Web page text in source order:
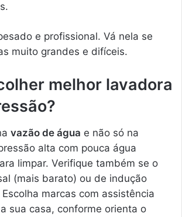
e profissional. Vá nela se
muito grandes e difíceis.
melhor lavadora
vazão de água e não só na
alta com pouca água
limpar. Verifique também se o
(mais barato) ou de indução
marcas com assistência
sua casa, conforme orienta o